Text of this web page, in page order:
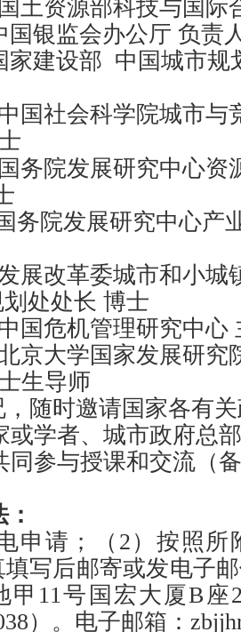
土资源部科技与国际
国银监会办公厅 负责
建设部 中国城市规
国社会科学院城市与
务院发展研究中心资
务院发展研究中心产
革委城市和小城镇
划处处长 博士
国危机管理研究中心
京大学国家发展研究
生导师
时邀请国家各有关
或学者、城市政府总
同参与授课和交流（
申请；（ 2 ）按照所
写后邮寄或发电子
甲 11号国宏大厦B 座
）。电子邮箱：